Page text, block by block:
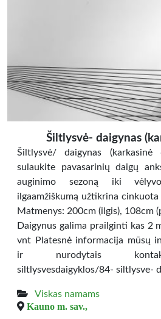
Šiltlysvė- daigynas
Šiltlysvė/ daigynas
sulaukite pavasarinių daigų
auginimo sezoną iki
ilgaamžiškumą užtikrina
Matmenys: 200cm (ilgis), 108cm
Daigynus galima prailginti kas 2
vnt Platesnė informacija mūsų
ir nurodytais
siltlysvesdaigyklos/84- siltlysve-
Viskas namams
Kauno m. sav.,